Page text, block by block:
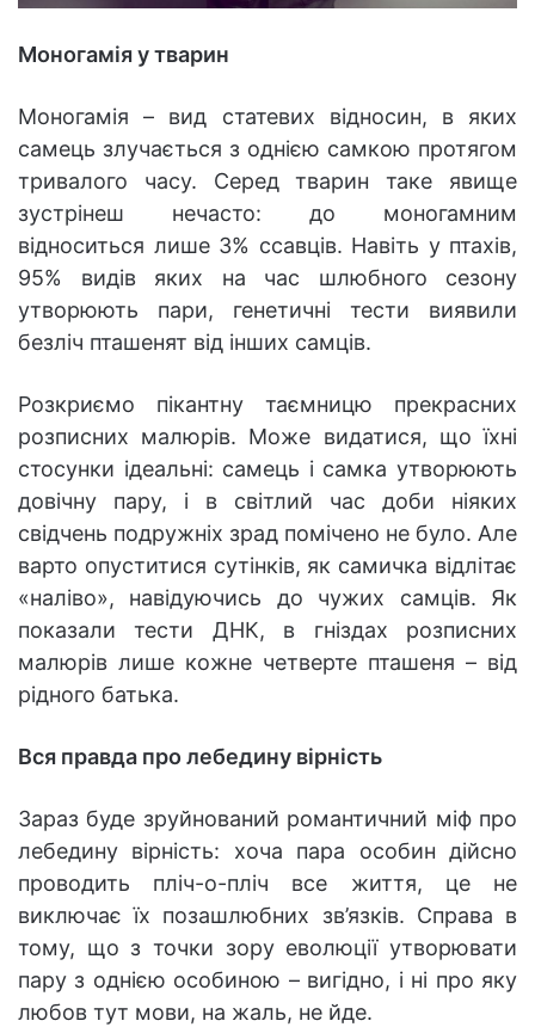
Моногамія у тварин
Моногамія – вид статевих відносин, в яких
самець злучається з однією самкою протягом
тривалого часу. Серед тварин таке явище
зустрінеш нечасто: до моногамним
відноситься лише 3% ссавців. Навіть у птахів,
95% видів яких на час шлюбного сезону
утворюють пари, генетичні тести виявили
безліч пташенят від інших самців.
Розкриємо пікантну таємницю прекрасних
розписних малюрів. Може видатися, що їхні
стосунки ідеальні: самець і самка утворюють
довічну пару, і в світлий час доби ніяких
свідчень подружніх зрад помічено не було. Але
варто опуститися сутінків, як самичка відлітає
«наліво», навідуючись до чужих самців. Як
показали тести ДНК, в гніздах розписних
малюрів лише кожне четверте пташеня – від
рідного батька.
Вся правда про лебедину вірність
Зараз буде зруйнований романтичний міф про
лебедину вірність: хоча пара особин дійсно
проводить пліч-о-пліч все життя, це не
виключає їх позашлюбних зв’язків. Справа в
тому, що з точки зору еволюції утворювати
пару з однією особиною – вигідно, і ні про яку
любов тут мови, на жаль, не йде.